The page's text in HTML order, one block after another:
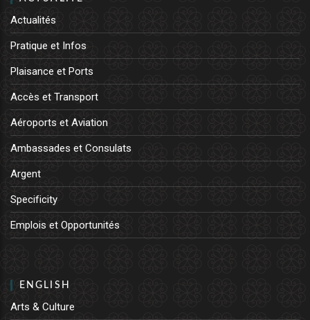
Actualités
Pratique et Infos
Plaisance et Ports
Accès et Transport
Aéroports et Aviation
Ambassades et Consulats
Argent
Specificity
Emplois et Opportunités
ENGLISH
Arts & Culture